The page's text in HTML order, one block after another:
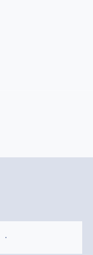
slide
slide